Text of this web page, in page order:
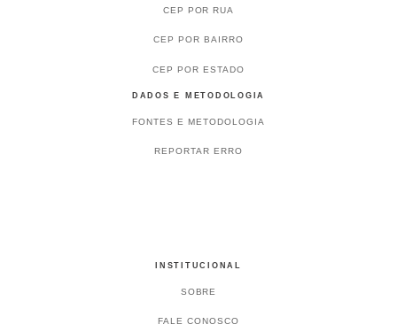
CEP POR RUA
CEP POR BAIRRO
CEP POR ESTADO
DADOS E METODOLOGIA
FONTES E METODOLOGIA
REPORTAR ERRO
INSTITUCIONAL
SOBRE
FALE CONOSCO